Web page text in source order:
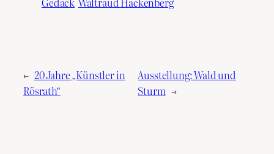
← 20 Jahre „Künstler in
Rösrath“
Ausstellung: Wald und
Sturm →